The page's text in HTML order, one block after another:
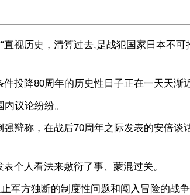
历史，清算过去,是战犯国家日本不可
降80周年的历史性日子正在一天天渐近
议论纷纷。
称，在战后70周年之际发表的安倍谈
个人看法来敷衍了事、蒙混过关。
方独断的制度性问题和闯入冒险的战